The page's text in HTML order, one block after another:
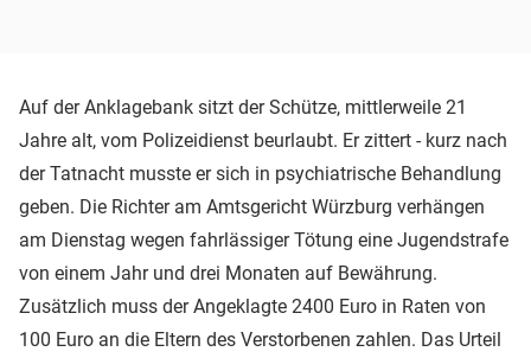
Auf der Anklagebank sitzt der Schütze, mittlerweile 21
Jahre alt, vom Polizeidienst beurlaubt. Er zittert - kurz nach
der Tatnacht musste er sich in psychiatrische Behandlung
geben. Die Richter am Amtsgericht Würzburg verhängen
am Dienstag wegen fahrlässiger Tötung eine Jugendstrafe
von einem Jahr und drei Monaten auf Bewährung.
Zusätzlich muss der Angeklagte 2400 Euro in Raten von
100 Euro an die Eltern des Verstorbenen zahlen. Das Urteil